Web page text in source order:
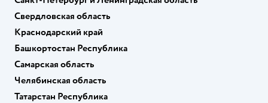
Свердловская область
Краснодарский край
Башкортостан Республика
Самарская область
Челябинская область
Татарстан Республика